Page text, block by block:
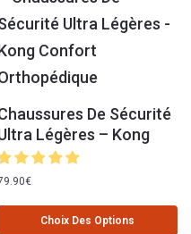
De Sécurité
Légères – Kong
€
Choix Des Options